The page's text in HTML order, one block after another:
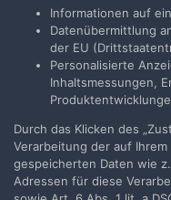
Neues Benutzerkonto
Neues
Du hast bereits ein
Informationen auf
Datenübermittlung
der EU
Personalisierte
Inhaltsmessungen,
Durch das Klicken des
Verarbeitung der auf
gespeicherten Daten wie
Adressen für diese